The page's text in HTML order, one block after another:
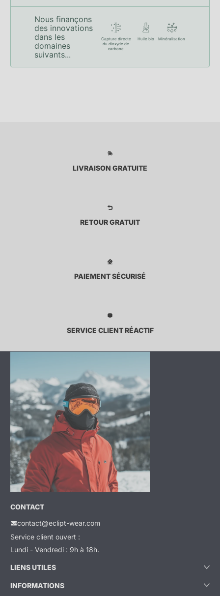
Nous finançons
des innovations
dans les
domaines
suivants...
Capture directe
du dioxyde de
carbone
Huile bio Minéralisation
LIVRAISON GRATUITE
RETOUR GRATUIT
PAIEMENT SÉCURISÉ
SERVICE CLIENT RÉACTIF
CONTACT
contact@eclipt-wear.com
Service client ouvert :
Lundi - Vendredi : 9h à 18h.
LIENS UTILES
INFORMATIONS